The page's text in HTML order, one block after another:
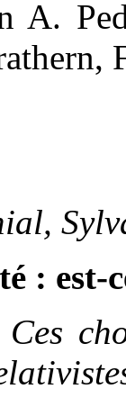
A.
: est-
Ces